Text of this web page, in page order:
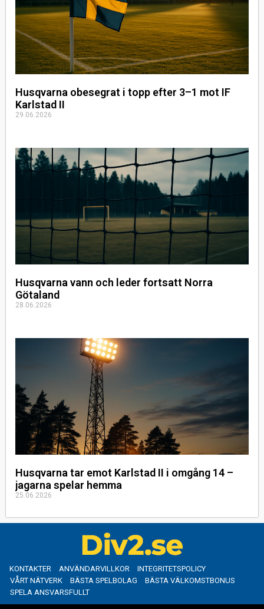
Husqvarna obesegrat i topp efter 3–1 mot IF
Karlstad II
29.06.2026
Husqvarna vann och leder fortsatt Norra
Götaland
28.06.2026
Husqvarna tar emot Karlstad II i omgång 14 –
jagarna spelar hemma
25.06.2026
KONTAKTER ANVÄNDARVILLKOR
INTEGRITETSPOLICY
VÅRT NÄTVERK
BÄSTA SPELBOLAG
BÄSTA VÄLKOMSTBONUS
SPELA ANSVARSFULLT